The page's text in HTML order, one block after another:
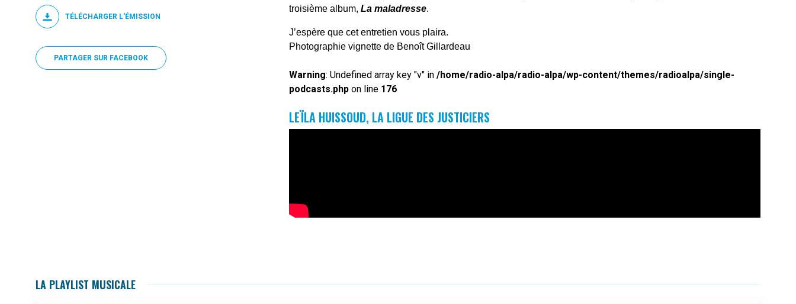
TÉLÉCHARGER L'ÉMISSION
PARTAGER SUR FACEBOOK
troisième album,La maladresse.
J’espère que cet entretien vous plaira.
Photographie vignette de Benoît Gillardeau
Warning: Undefined array key "v" in/home/radio-alpa/radio-alpa/wp-content/themes/radioalpa/single-
podcasts.php on line 176
LEÏLA HUISSOUD, LA LIGUE DES JUSTICIERS
LA PLAYLIST MUSICALE